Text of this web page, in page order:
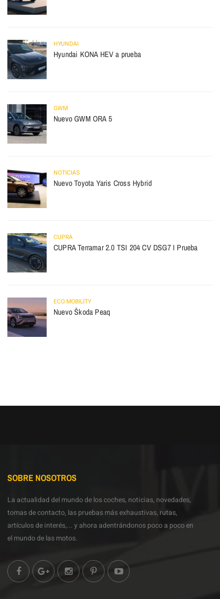
HYUNDAI
Hyundai KONA HEV a prueba
GWM
Nuevo GWM ORA 5
NOTICIAS
Nuevo Toyota Yaris Cross Hybrid
CUPRA
CUPRA Terramar 2.0 TSI 204 CV DSG7 I Prueba
ECO MOBILITY
Nuevo Škoda Peaq
SOBRE NOSOTROS
La actualidad del mundo de los coches, noticias, novedades,
tomas de contacto, las pruebas más exhaustivas, rutas,
artículos de interés,... y ahora adentrándonos poco a poco en
el mundo de las motos.